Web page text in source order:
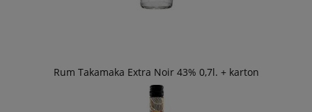
Rum Takamaka Extra Noir 43% 0,7l. + karton